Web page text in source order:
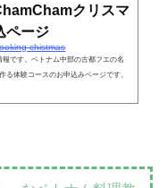
クリスマ
ページ
chistmas
です。ベトナム中部の古都フエの名
る体験コースのお申込みページです。